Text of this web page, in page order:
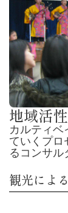
地域活
カルティベ
ていくプロ
るコンサル
観光によ